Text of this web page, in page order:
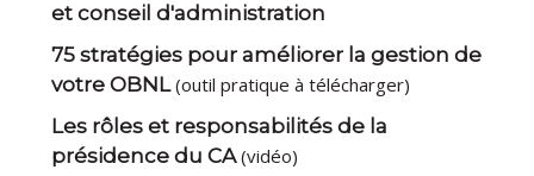
et conseil d'administration
75 stratégies pour améliorer la gestion de
votre OBNL(outil pratique à télécharger)
Les rôles et responsabilités de la
présidence du CA(vidéo)